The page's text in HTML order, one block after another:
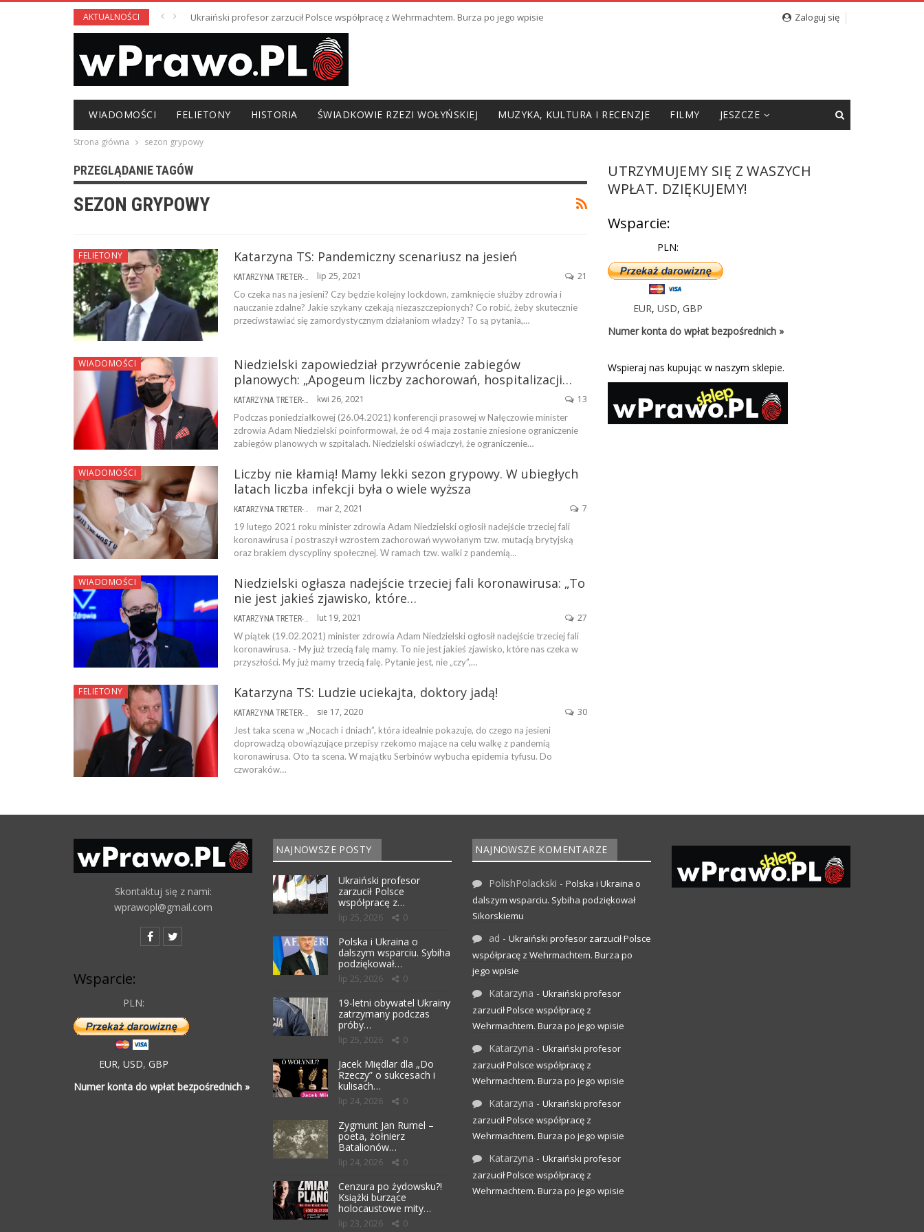
AKTUALNOŚCI Ukraiński profesor zarzucił Polsce współpracę z Wehrmachtem. Burza po jego wpisie Zaloguj się
WIADOMOŚCI FELIETONY HISTORIA ŚWIADKOWIE RZEZI WOŁYŃSKIEJ MUZYKA, KULTURA I RECENZJE FILMY JESZCZE
Strona główna sezon grypowy
PRZEGLĄDANIE TAGÓW
SEZON GRYPOWY
FELIETONY Katarzyna TS: Pandemiczny scenariusz na jesień
lip 25, 2021 21
Co czeka nas na jesieni? Czy będzie kolejny lockdown, zamknięcie służby zdrowia i
nauczanie zdalne? Jakie szykany czekają niezaszczepionych? Co robić, żeby skutecznie
przeciwstawiać się zamordystycznym działaniom władzy? To są pytania,…
WIADOMOŚCI
Niedzielski zapowiedział przywrócenie zabiegów
planowych: „Apogeum liczby zachorowań, hospitalizacji…
KATARZYNA TRETER-SIERPIŃSKA kwi 26, 2021 13
Podczas poniedziałkowej (26.04.2021) konferencji prasowej w Nałęczowie minister
zdrowia Adam Niedzielski poinformował, że od 4 maja zostanie zniesione ograniczenie
zabiegów planowych w szpitalach. Niedzielski oświadczył, że ograniczenie…
WIADOMOŚCI
Liczby nie kłamią! Mamy lekki sezon grypowy. W ubiegłych
latach liczba infekcji była o wiele wyższa
KATARZYNA TRETER-SIERPIŃSKA mar 2, 2021 7
19 lutego 2021 roku minister zdrowia Adam Niedzielski ogłosił nadejście trzeciej fali
koronawirusa i postraszył wzrostem zachorowań wywołanym tzw. mutacją brytyjską
oraz brakiem dyscypliny społecznej. W ramach tzw. walki z pandemią…
WIADOMOŚCI
Niedzielski ogłasza nadejście trzeciej fali koronawirusa: „To
nie jest jakieś zjawisko, które…
lut 19, 2021 27
W piątek (19.02.2021) minister zdrowia Adam Niedzielski ogłosił nadejście trzeciej fali
koronawirusa. - My już trzecią falę mamy. To nie jest jakieś zjawisko, które nas czeka w
przyszłości. My już mamy trzecią falę. Pytanie jest, nie „czy”,…
FELIETONY Katarzyna TS: Ludzie uciekajta, doktory jadą!
sie 17, 2020 30
Jest taka scena w „Nocach i dniach”, która idealnie pokazuje, do czego na jesieni
doprowadzą obowiązujące przepisy rzekomo mające na celu walkę z pandemią
koronawirusa. Oto ta scena. W majątku Serbinów wybucha epidemia tyfusu. Do
czworaków…
UTRZYMUJEMY SIĘ Z WASZYCH
WPŁAT. DZIĘKUJEMY!
Wsparcie:
PLN:
EUR,USD,GBP
Numer konta do wpłat bezpośrednich »
Wspieraj nas kupując w naszym sklepie.
Skontaktuj się z nami:
wprawopl@gmail.com
Wsparcie:
PLN:
EUR, USD, GBP
Numer konta do wpłat bezpośrednich »
NAJNOWSZE POSTY
Ukraiński profesor
zarzucił Polsce
współpracę z…
lip 25, 2026 0
Polska i Ukraina o
dalszym wsparciu. Sybiha
podziękował…
lip 25, 2026 0
19-letni obywatel Ukrainy
zatrzymany podczas
próby…
lip 25, 2026 0
Jacek Międlar dla „Do
Rzeczy” o sukcesach i
kulisach…
lip 24, 2026 0
Zygmunt Jan Rumel –
poeta, żołnierz
Batalionów…
lip 24, 2026 0
Cenzura po żydowsku?!
Książki burzące
holocaustowe mity…
lip 23, 2026 0
NAJNOWSZE KOMENTARZE
PolishPolackski - Polska i Ukraina o
dalszym wsparciu. Sybiha podziękował
Sikorskiemu
ad - Ukraiński profesor zarzucił Polsce
współpracę z Wehrmachtem. Burza po
jego wpisie
Katarzyna - Ukraiński profesor
zarzucił Polsce współpracę z
Wehrmachtem. Burza po jego wpisie
Katarzyna - Ukraiński profesor
zarzucił Polsce współpracę z
Wehrmachtem. Burza po jego wpisie
Katarzyna - Ukraiński profesor
zarzucił Polsce współpracę z
Wehrmachtem. Burza po jego wpisie
Katarzyna - Ukraiński profesor
zarzucił Polsce współpracę z
Wehrmachtem. Burza po jego wpisie